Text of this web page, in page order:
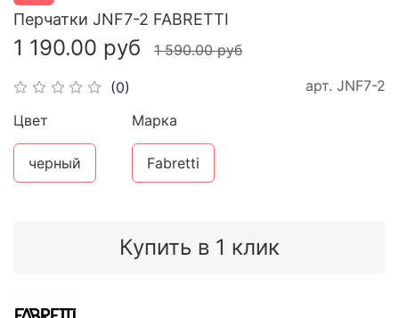
(0) арт. JNF7-2
Перчатки JNF7-2 FABRETTI
1 190.00 руб 1 590.00 руб
Купить в 1 клик
Цвет
черный
Марка
Fabretti